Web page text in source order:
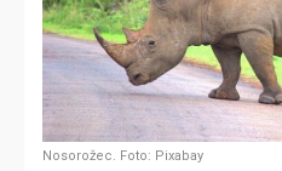
Nosorožec. Foto: Pixabay